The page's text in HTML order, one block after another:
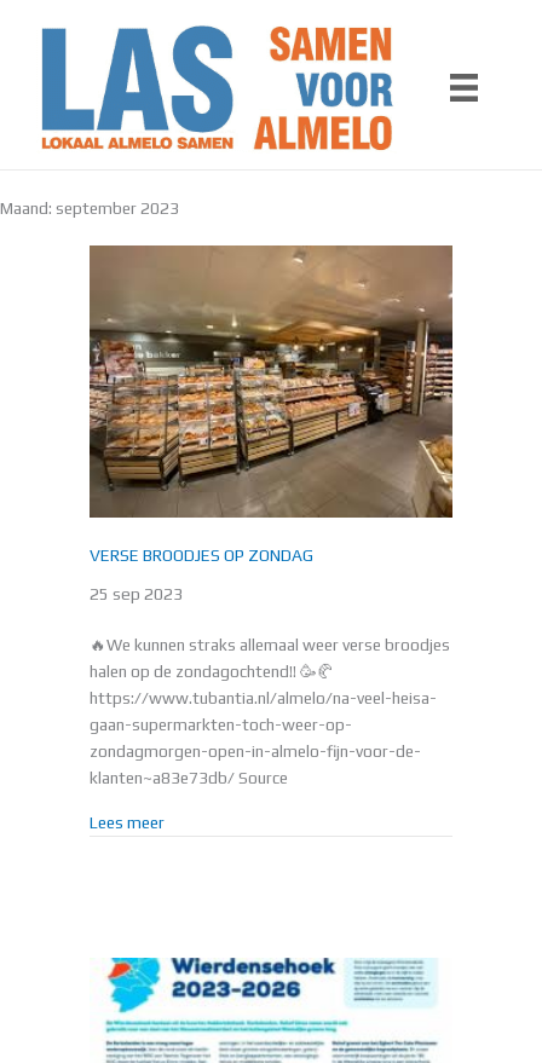
Maand: september 2023
VERSE BROODJES OP ZONDAG
25 sep 2023
🔥We kunnen straks allemaal weer verse broodjes
halen op de zondagochtend!! 🥳🥐
https://www.tubantia.nl/almelo/na-veel-heisa-
gaan-supermarkten-toch-weer-op-
zondagmorgen-open-in-almelo-fijn-voor-de-
klanten~a83e73db/ Source
Lees meerabout VERSE BROODJES OP ZONDAG